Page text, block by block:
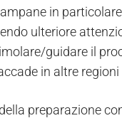
in
ulteriore
guidare il
in altre
preparazione